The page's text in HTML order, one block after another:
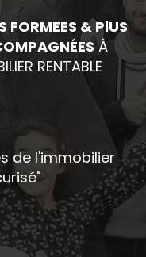
FORMEES & PlUS
À
RENTABLE
de l'immobilier